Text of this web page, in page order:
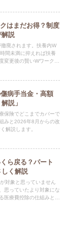
はまだお得？制度
解説
廃されます。扶養内W
間未満に抑えれば扶養
変更後の賢いWワークの
病手当金・高額
説」
保険でどこまでカバーで
みと2026年8月からの改
解説します。
ら戻る？パート
く解説
対象と思っていません
思っていたより対象にな
医療費控除の仕組みと申